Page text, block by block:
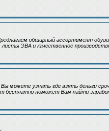
обширный ассортимент
ЭВА и качественное
можете узнать где взять деньги
бесплатно поможет Вам найти